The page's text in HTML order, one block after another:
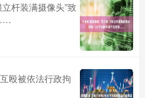
杆装满摄像头”致
殴被依法行政拘